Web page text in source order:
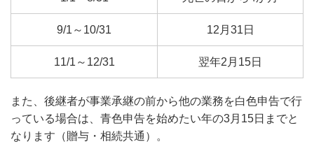
9/1～10/31 12月31日
11/1～12/31 翌年2月15日
また、後継者が事業承継の前から他の業務を白色申告で行
っている場合は、青色申告を始めたい年の3月15日までと
なります（贈与・相続共通）。